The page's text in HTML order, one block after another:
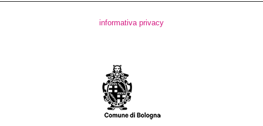
informativa privacy